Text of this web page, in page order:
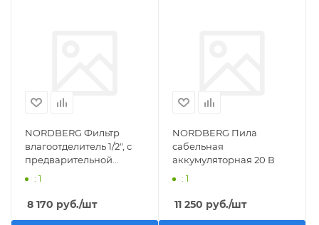
NORDBERG Фильтр
влагоотделитель 1/2", с
предварительной
фильтрацией
: 1
8 170 руб./шт
NORDBERG Пила
сабельная
аккумуляторная 20 В
: 1
11 250 руб./шт